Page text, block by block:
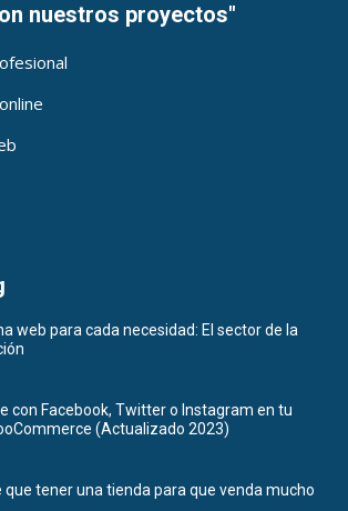
nuestros proyectos"
web para cada necesidad: El sector de la
con Facebook, Twitter o Instagram en tu
(Actualizado 2023)
que tener una tienda para que venda mucho